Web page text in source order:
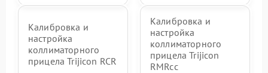
Калибровка и
настройка
коллиматорного
прицела Trijicon RCR
Калибровка и
настройка
коллиматорного
прицела Trijicon
RMRcc